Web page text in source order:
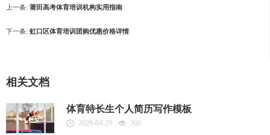
上一条: 莆田高考体育培训机构实用指南
下一条: 虹口区体育培训团购优惠价格详情
相关文档
体育特长生个人简历写作模板
2026-04-29 360